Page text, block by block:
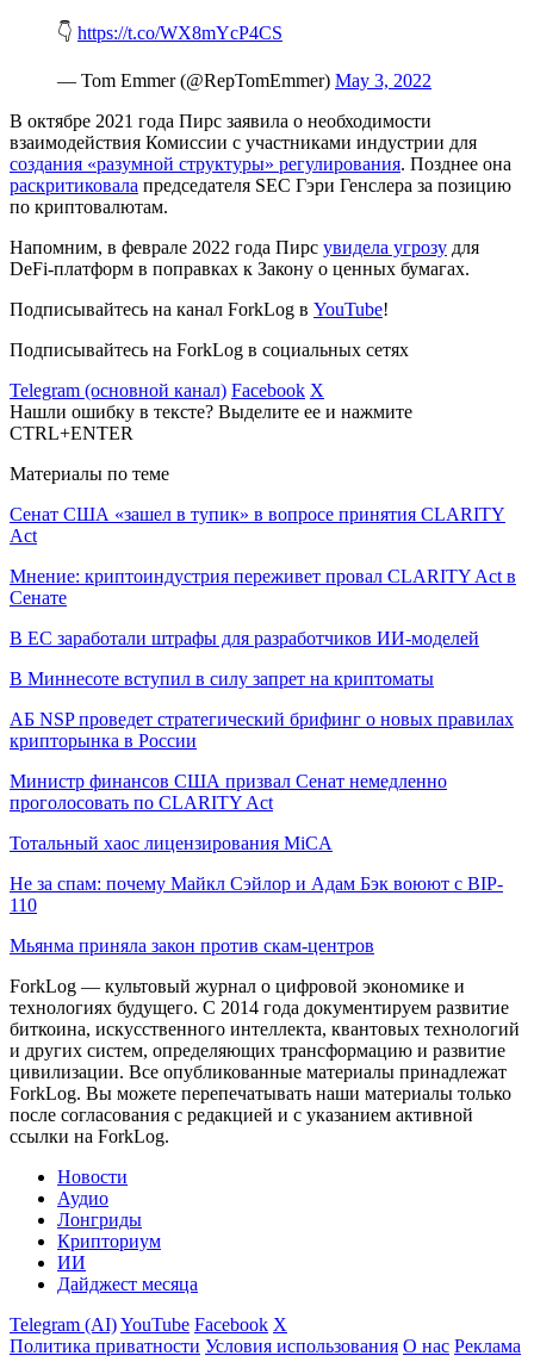
👇 https://t.co/WX8mYcP4CS
— Tom Emmer (@RepTomEmmer) May 3, 2022
В октябре 2021 года Пирс заявила о необходимости
взаимодействия Комиссии с участниками индустрии для
создания «разумной структуры» регулирования. Позднее она
раскритиковала председателя SEC Гэри Генслера за позицию
по криптовалютам.
Напомним, в феврале 2022 года Пирс увидела угрозу для
DeFi-платформ в поправках к Закону о ценных бумагах.
Подписывайтесь на канал ForkLog в YouTube!
Подписывайтесь на ForkLog в социальных сетях
Telegram (основной канал) Facebook X
Нашли ошибку в тексте? Выделите ее и нажмите
CTRL+ENTER
Материалы по теме
Сенат США «зашел в тупик» в вопросе принятия CLARITY
Act
Мнение: криптоиндустрия переживет провал CLARITY Act в
Сенате
В ЕС заработали штрафы для разработчиков ИИ-моделей
В Миннесоте вступил в силу запрет на криптоматы
АБ NSP проведет стратегический брифинг о новых правилах
крипторынка в России
Министр финансов США призвал Сенат немедленно
проголосовать по CLARITY Act
Тотальный хаос лицензирования MiCA
Не за спам: почему Майкл Сэйлор и Адам Бэк воюют с BIP-
110
Мьянма приняла закон против скам-центров
ForkLog — культовый журнал о цифровой экономике и
технологиях будущего. С 2014 года документируем развитие
биткоина, искусственного интеллекта, квантовых технологий
и других систем, определяющих трансформацию и развитие
цивилизации. Все опубликованные материалы принадлежат
ForkLog. Вы можете перепечатывать наши материалы только
после согласования с редакцией и с указанием активной
ссылки на ForkLog.
Новости
Аудио
Лонгриды
Крипториум
ИИ
Дайджест месяца
Telegram (AI)YouTube Facebook X
Политика приватности Условия использования О нас Реклама